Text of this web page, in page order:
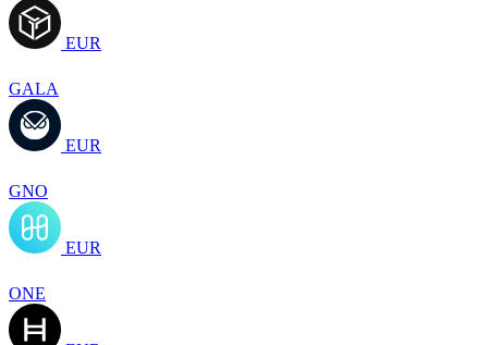
EUR
GALA
EUR
GNO
EUR
ONE